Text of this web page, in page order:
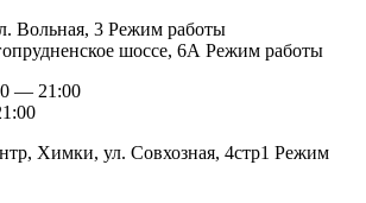
Вольная, 3 Режим работы
шоссе, 6А Режим работы
— 21:00
Химки, ул. Совхозная, 4стр1 Режим